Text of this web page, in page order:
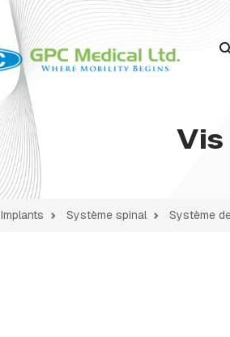
Vis
Implants Système spinal Système